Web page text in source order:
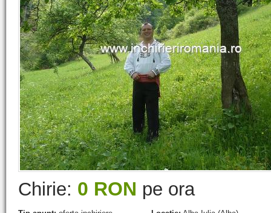
Chirie: 0 RON pe ora